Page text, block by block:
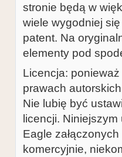
stronie będą w
wiele wygodniej
patent. Na
elementy pod
Licencja:
prawach
Nie lubię być
licencji.
Eagle
komercyjnie,